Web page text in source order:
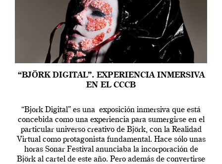
“BJÖRK DIGITAL”. EXPERIENCIA INMERSIVA
EN EL CCCB
“Bjork Digital” es una exposición inmersiva que está
concebida como una experiencia para sumergirse en el
particular universo creativo de Björk, con la Realidad
Virtual como protagonista fundamental. Hace sólo unas
horas Sonar Festival anunciaba la incorporación de
Björk al cartel de este año. Pero además de convertirse